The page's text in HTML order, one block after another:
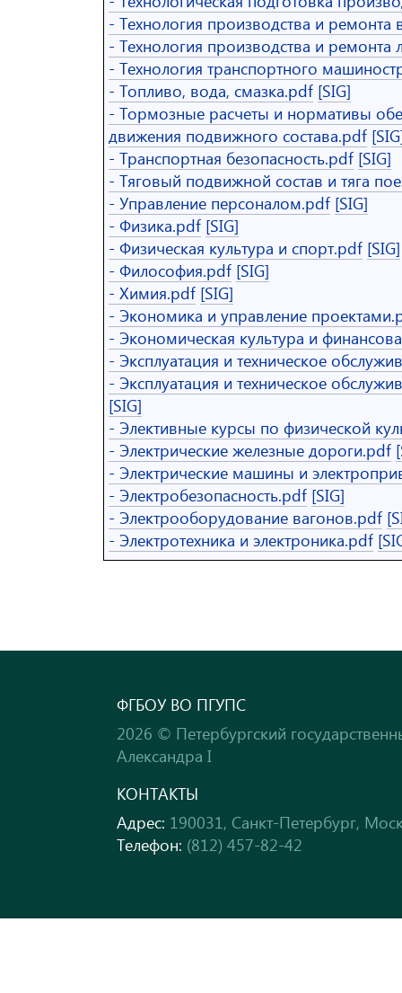
- Технология производства и ремонта
- Технология производства и
- Технология транспортного
- Топливо, вода, смазка.pdf [SIG]
- Тормозные расчеты и нормативы
движения подвижного состава.pdf
- Транспортная безопасность.pdf [SIG]
- Тяговый подвижной состав и тяга
- Управление персоналом.pdf [SIG]
- Физика.pdf [SIG]
- Физическая культура и спорт.pdf [SIG]
- Философия.pdf [SIG]
- Химия.pdf [SIG]
- Экономика и управление
- Экономическая культура и
- Эксплуатация и техническое
- Эксплуатация и техническое
[SIG]
- Элективные курсы по физической
- Электрические железные дороги.pdf
- Электрические машины и
- Электробезопасность.pdf [SIG]
- Электрооборудование вагонов.pdf
- Электротехника и электроника.pdf
ФГБОУ ВО ПГУПС
2026 © Петербургский
Александра I
КОНТАКТЫ
Адрес: 190031, Санкт-Петербург,
Телефон: (812) 457-82-42